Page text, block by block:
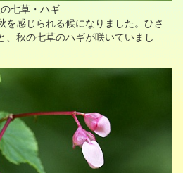
七草・ハギ
を感じられる候になりました。ひさ
、秋の七草のハギが咲いていまし